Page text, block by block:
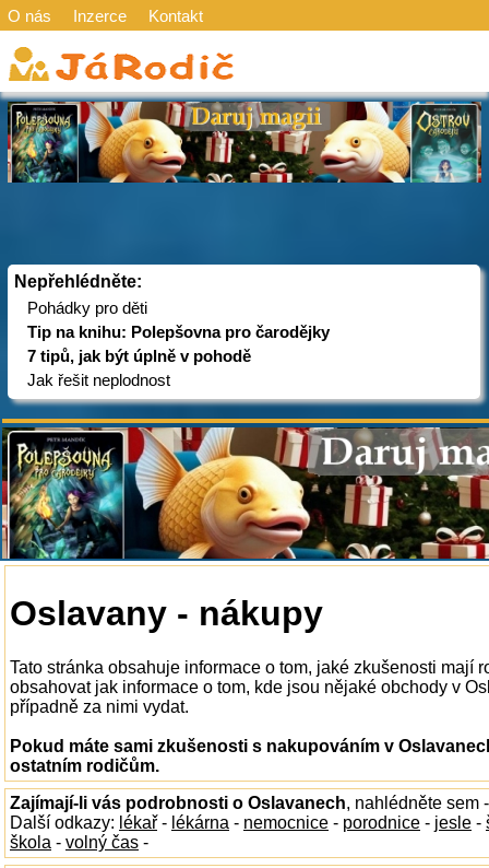
O nás Inzerce Kontakt
Nepřehlédněte:
Pohádky pro děti
Tip na knihu: Polepšovna pro čarodějky
7 tipů, jak být úplně v pohodě
Jak řešit neplodnost
Oslavany - nákupy
Tato stránka obsahuje informace o tom, jaké zkušenosti mají
obsahovat jak informace o tom, kde jsou nějaké obchody v
případně za nimi vydat.
Pokud máte sami zkušenosti s nakupováním v
ostatním rodičům.
Zajímají-li vás podrobnosti o Oslavanech, nahlédněte sem
Další odkazy: lékař - lékárna - nemocnice - porodnice - jesle -
škola - volný čas -